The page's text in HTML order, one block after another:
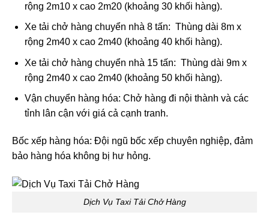
rộng 2m10 x cao 2m20 (khoảng 30 khối hàng).
Xe tải chở hàng chuyển nhà 8 tấn: Thùng dài 8m x
rộng 2m40 x cao 2m40 (khoảng 40 khối hàng).
Xe tải chở hàng chuyển nhà 15 tấn: Thùng dài 9m x
rộng 2m40 x cao 2m40 (khoảng 50 khối hàng).
Vận chuyển hàng hóa: Chở hàng đi nội thành và các
tỉnh lân cận với giá cả cạnh tranh.
Bốc xếp hàng hóa: Đội ngũ bốc xếp chuyên nghiệp, đảm
bảo hàng hóa không bị hư hỏng.
Dịch Vụ Taxi Tải Chở Hàng